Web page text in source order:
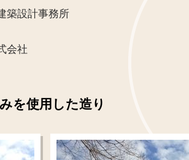
築設計事務所
会社
を使用した造り